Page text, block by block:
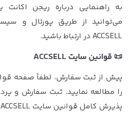
به راهنمایی درباره ریجن اکانت
می‌توانید از طریق پورتال و
ACCSELL در ارتباط باشید.
📜 قوانین سایت ACCSELL
پیش از ثبت سفارش، لطفاً صفحه
را مطالعه نمایید. ثبت سفارش و
پذیرش کامل قوانین سایت ACCSELL می‌باشد.